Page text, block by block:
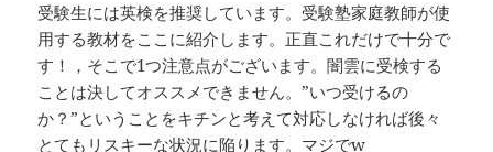
受験生には英検を推奨しています。受験塾家庭教師が使
用する教材をここに紹介します。正直これだけで十分で
す！，そこで1つ注意点がございます。闇雲に受検する
ことは決してオススメできません。”いつ受けるの
か？”ということをキチンと考えて対応しなければ後々
とてもリスキーな状況に陥ります。マジでw